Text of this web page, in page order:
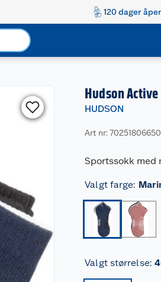
120 dager
Hudson
HUDSON
Art nr:
Sportssokk med
Valgt farge:
Valgt størrelse: